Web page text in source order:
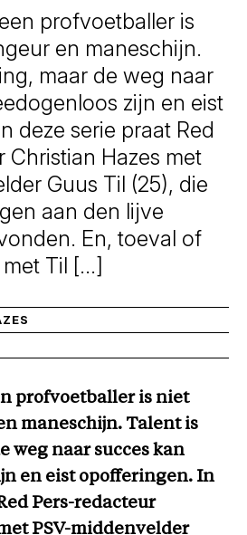
profvoetballer is
en maneschijn.
maar de weg naar
zijn en eist
deze serie praat Red
Christian Hazes met
Guus Til (25), die
aan den lijve
En, toeval of
met Til […]
profvoetballer is niet
maneschijn. Talent is
weg naar succes kan
en eist opofferingen. In
Pers-redacteur
PSV-middenvelder